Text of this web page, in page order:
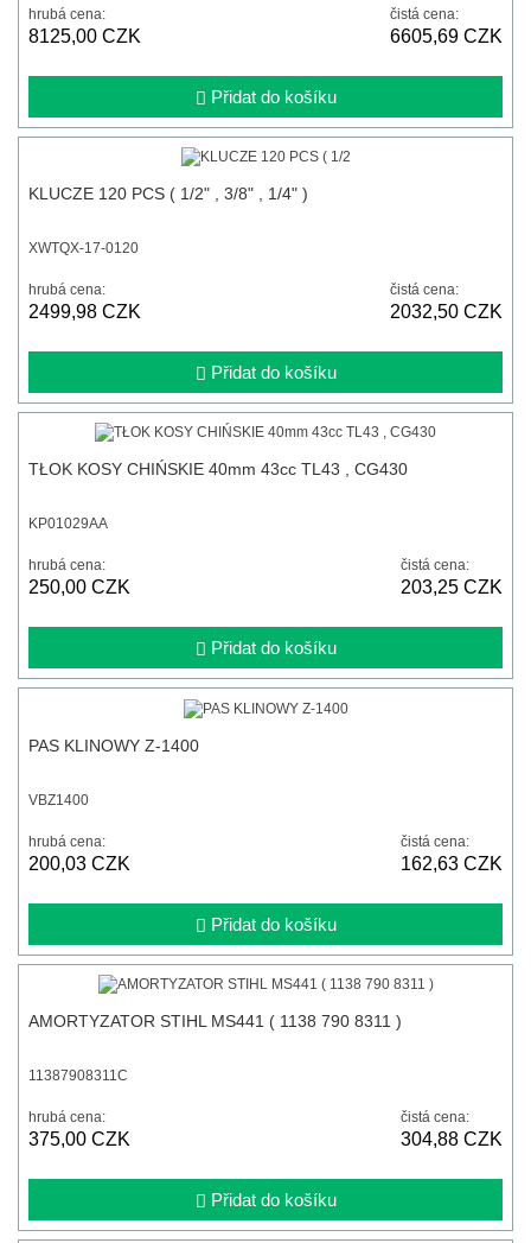
hrubá cena:
8125,00 CZK
čistá cena:
6605,69 CZK
Přidat do košíku
KLUCZE 120 PCS ( 1/2" , 3/8" , 1/4" )
XWTQX-17-0120
hrubá cena:
2499,98 CZK
čistá cena:
2032,50 CZK
Přidat do košíku
TŁOK KOSY CHIŃSKIE 40mm 43cc TL43 , CG430
KP01029AA
hrubá cena:
250,00 CZK
čistá cena:
203,25 CZK
Přidat do košíku
PAS KLINOWY Z-1400
VBZ1400
hrubá cena:
200,03 CZK
čistá cena:
162,63 CZK
Přidat do košíku
AMORTYZATOR STIHL MS441 ( 1138 790 8311 )
11387908311C
hrubá cena:
375,00 CZK
čistá cena:
304,88 CZK
Přidat do košíku